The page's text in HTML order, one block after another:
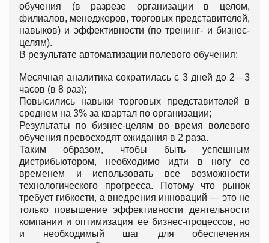
обучения (в разрезе организации в целом,
филиалов, менеджеров, торговых представителей,
навыков) и эффективности (по тренинг- и бизнес-
целям).
В результате автоматизации полевого обучения:
Месячная аналитика сократилась с 3 дней до 2—3
часов (в 8 раз);
Повысились навыки торговых представителей в
среднем на 3% за квартал по организации;
Результаты по бизнес-целям во время волевого
обучения превосходят ожидания в 2 раза.
Таким образом, чтобы быть успешным
дистрибьютором, необходимо идти в ногу со
временем и использовать все возможности
технологического прогресса. Потому что рынок
требует гибкости, а внедрения инноваций — это не
только повышение эффективности деятельности
компании и оптимизация ее бизнес-процессов, но
и необходимый шаг для обеспечения